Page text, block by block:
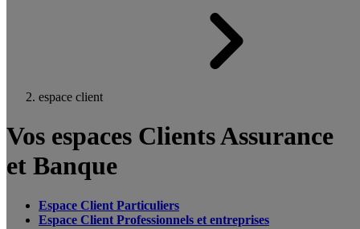
espace client
Vos espaces Clients Assurance
et Banque
Espace Client Particuliers
Espace Client Professionnels et entreprises